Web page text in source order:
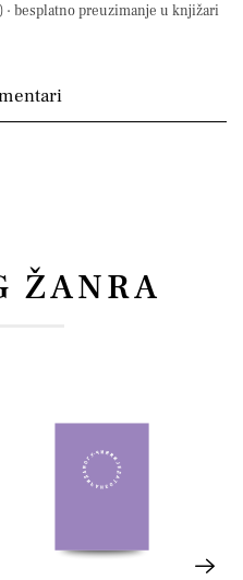
· besplatno preuzimanje u knjižari
ŽANRA